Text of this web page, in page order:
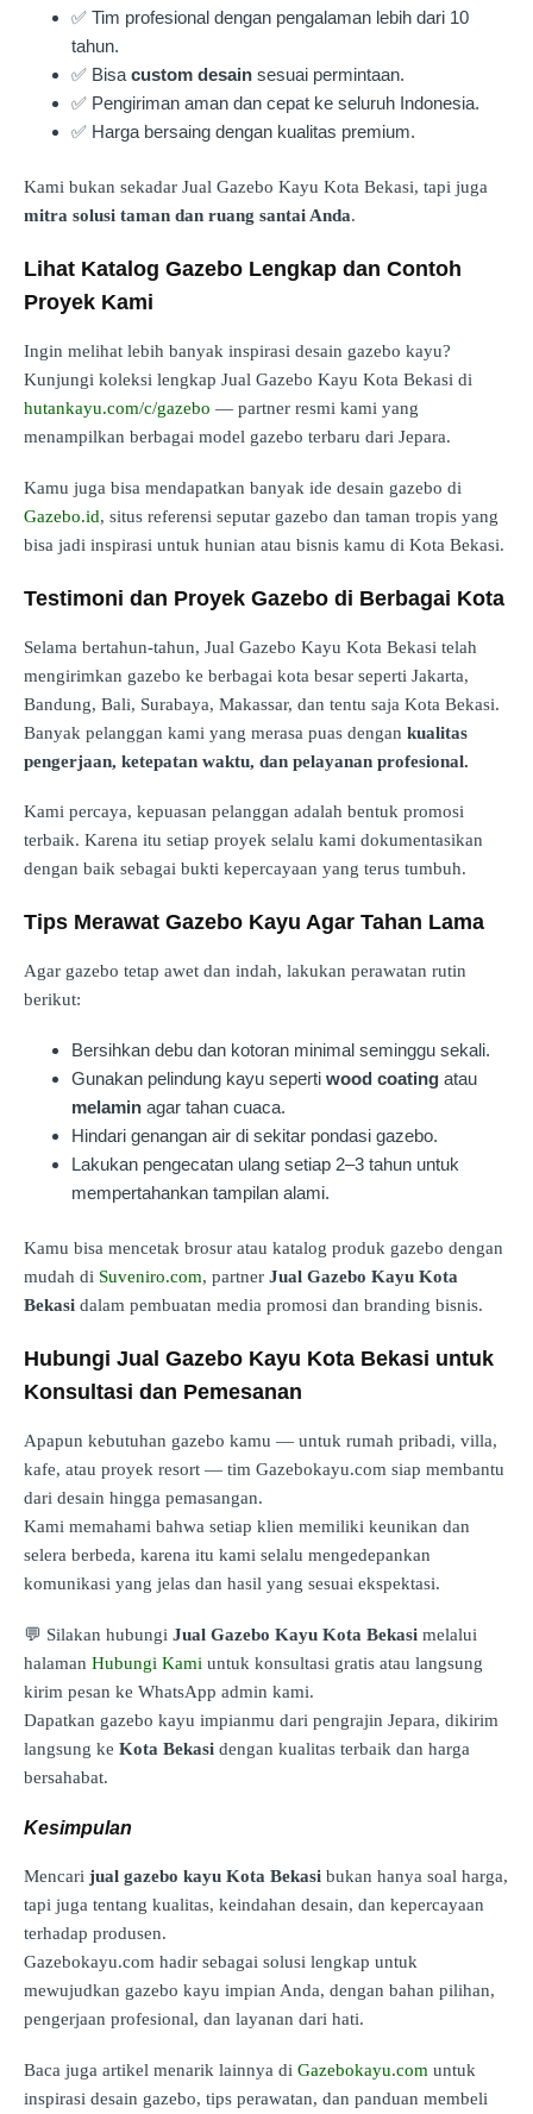
✅ Tim profesional dengan pengalaman lebih dari 10
tahun.
✅ Bisa custom desain sesuai permintaan.
✅ Pengiriman aman dan cepat ke seluruh Indonesia.
✅ Harga bersaing dengan kualitas premium.
Kami bukan sekadar Jual Gazebo Kayu Kota Bekasi, tapi juga
mitra solusi taman dan ruang santai Anda.
Lihat Katalog Gazebo Lengkap dan Contoh
Proyek Kami
Ingin melihat lebih banyak inspirasi desain gazebo kayu?
Kunjungi koleksi lengkap Jual Gazebo Kayu Kota Bekasi di
hutankayu.com/c/gazebo — partner resmi kami yang
menampilkan berbagai model gazebo terbaru dari Jepara.
Kamu juga bisa mendapatkan banyak ide desain gazebo di
Gazebo.id, situs referensi seputar gazebo dan taman tropis yang
bisa jadi inspirasi untuk hunian atau bisnis kamu di Kota Bekasi.
Testimoni dan Proyek Gazebo di Berbagai Kota
Selama bertahun-tahun, Jual Gazebo Kayu Kota Bekasi telah
mengirimkan gazebo ke berbagai kota besar seperti Jakarta,
Bandung, Bali, Surabaya, Makassar, dan tentu saja Kota Bekasi.
Banyak pelanggan kami yang merasa puas dengan kualitas
pengerjaan, ketepatan waktu, dan pelayanan profesional.
Kami percaya, kepuasan pelanggan adalah bentuk promosi
terbaik. Karena itu setiap proyek selalu kami dokumentasikan
dengan baik sebagai bukti kepercayaan yang terus tumbuh.
Tips Merawat Gazebo Kayu Agar Tahan Lama
Agar gazebo tetap awet dan indah, lakukan perawatan rutin
berikut:
Bersihkan debu dan kotoran minimal seminggu sekali.
Gunakan pelindung kayu seperti wood coating atau
melamin agar tahan cuaca.
Hindari genangan air di sekitar pondasi gazebo.
Lakukan pengecatan ulang setiap 2–3 tahun untuk
mempertahankan tampilan alami.
Kamu bisa mencetak brosur atau katalog produk gazebo dengan
mudah di Suveniro.com, partner Jual Gazebo Kayu Kota
Bekasi dalam pembuatan media promosi dan branding bisnis.
Hubungi Jual Gazebo Kayu Kota Bekasi untuk
Konsultasi dan Pemesanan
Apapun kebutuhan gazebo kamu — untuk rumah pribadi, villa,
kafe, atau proyek resort — tim Gazebokayu.com siap membantu
dari desain hingga pemasangan.
Kami memahami bahwa setiap klien memiliki keunikan dan
selera berbeda, karena itu kami selalu mengedepankan
komunikasi yang jelas dan hasil yang sesuai ekspektasi.
💬 Silakan hubungi Jual Gazebo Kayu Kota Bekasi melalui
halaman Hubungi Kami untuk konsultasi gratis atau langsung
kirim pesan ke WhatsApp admin kami.
Dapatkan gazebo kayu impianmu dari pengrajin Jepara, dikirim
langsung ke Kota Bekasi dengan kualitas terbaik dan harga
bersahabat.
Kesimpulan
Mencari jual gazebo kayu Kota Bekasi bukan hanya soal harga,
tapi juga tentang kualitas, keindahan desain, dan kepercayaan
terhadap produsen.
Gazebokayu.com hadir sebagai solusi lengkap untuk
mewujudkan gazebo kayu impian Anda, dengan bahan pilihan,
pengerjaan profesional, dan layanan dari hati.
Baca juga artikel menarik lainnya di Gazebokayu.com untuk
inspirasi desain gazebo, tips perawatan, dan panduan membeli